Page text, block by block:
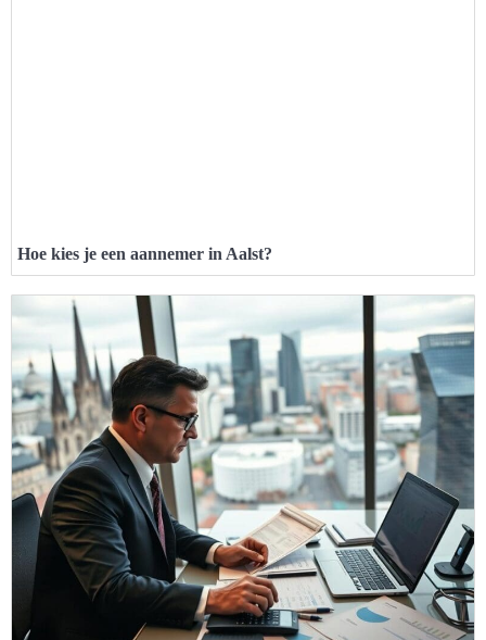
Hoe kies je een aannemer in Aalst?